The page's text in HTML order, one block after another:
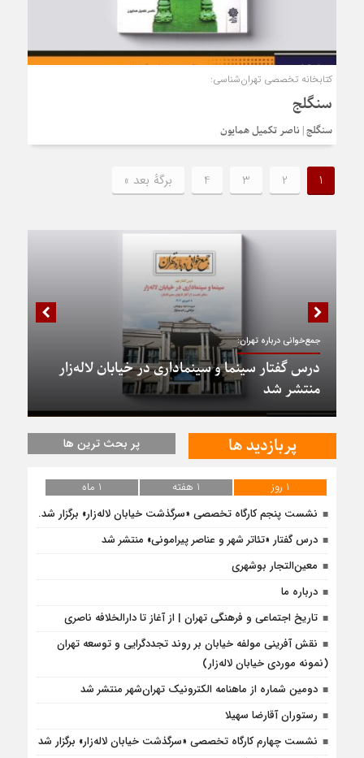
کتابخانه تخصصی تهران‌شناسی:
سنگلج
سنگلج | ناصر تکمیل همایون
1
2
3
4 برگهٔ بعد »
جمع‌خوانی درباره تهران:
درس گفتار سینما و سینماداری در خیابان لاله‌زار
منتشر شد
پربازدید ها پر بحث ترین ها
1 روز 1 هفته
1 ماه
نشست پنجم کارگاه تخصصی «سرگذشت خیابان لاله‌زار» برگزار شد.
درس‌ گفتار «تئاتر شهر و عناصر پیرامونی» منتشر شد
معین‌التجار بوشهری
درباره ما
تاریخ اجتماعی و فرهنگی تهران | از آغاز تا دارالخلافه ناصری
نقش آفرینی مولفه خیابان بر روند تجددگرایی و توسعه تهران
(نمونه موردی خیابان لاله‌زار)
دومین شماره از ماهنامه الکترونیک تهران‌شهر منتشر شد
رستوران آقارضا سهیلا
نشست چهارم کارگاه تخصصی «سرگذشت خیابان لاله‌زار» برگزار شد